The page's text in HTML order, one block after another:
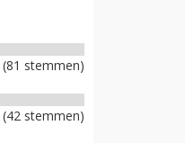
(81 stemmen)
(42 stemmen)